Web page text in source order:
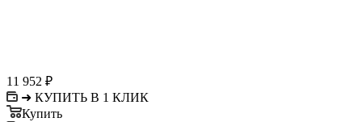
11 952 ₽
➜ КУПИТЬ В 1 КЛИК
Купить